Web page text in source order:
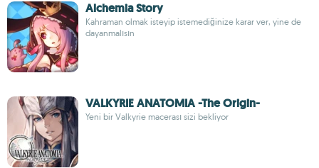
Alchemia Story
Kahraman olmak isteyip istemediğinize karar ver, yine de
dayanmalısın
VALKYRIE ANATOMIA -The Origin-
Yeni bir Valkyrie macerası sizi bekliyor